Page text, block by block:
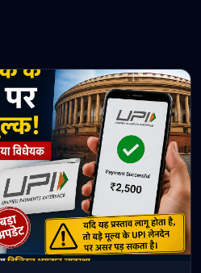
की मांग पर
कुल्लू में
यहाँ क्यों
read